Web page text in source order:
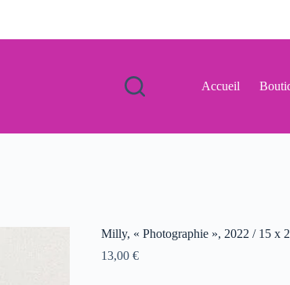
Accueil
Milly, « Photographie », 2022 / 15 x
13,00 €